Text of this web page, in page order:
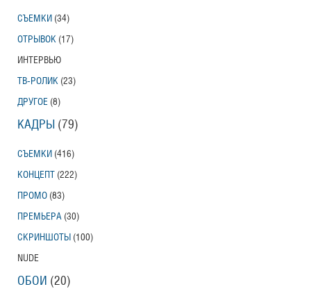
СЪЕМКИ (34)
ОТРЫВОК (17)
ИНТЕРВЬЮ
ТВ-РОЛИК (23)
ДРУГОЕ (8)
КАДРЫ (79)
СЪЕМКИ (416)
КОНЦЕПТ (222)
ПРОМО (83)
ПРЕМЬЕРА (30)
СКРИНШОТЫ (100)
NUDE
ОБОИ (20)